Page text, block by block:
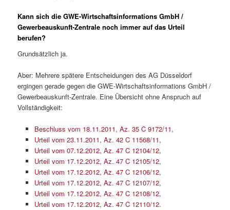
Kann sich die GWE-Wirtschaftsinformations GmbH /
Gewerbeauskunft-Zentrale noch immer auf das Urteil
berufen?
Grundsätzlich ja.
Aber: Mehrere spätere Entscheidungen des AG Düsseldorf
ergingen gerade gegen die GWE-Wirtschaftsinformations GmbH /
Gewerbeauskunft-Zentrale. Eine Übersicht ohne Anspruch auf
Vollständigkeit:
Beschluss vom 18.11.2011, Az. 35 C 9172/11,
Urteil vom 23.11.2011, Az. 42 C 11568/11,
Urteil vom 07.12.2012, Az. 47 C 12104/12,
Urteil vom 17.12.2012, Az. 47 C 12105/12,
Urteil vom 17.12.2012, Az. 47 C 12106/12,
Urteil vom 17.12.2012, Az. 47 C 12107/12,
Urteil vom 17.12.2012, Az. 47 C 12108/12,
Urteil vom 17.12.2012, Az. 47 C 12110/12.